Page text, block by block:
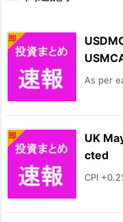
As per
UK
cted
CPI